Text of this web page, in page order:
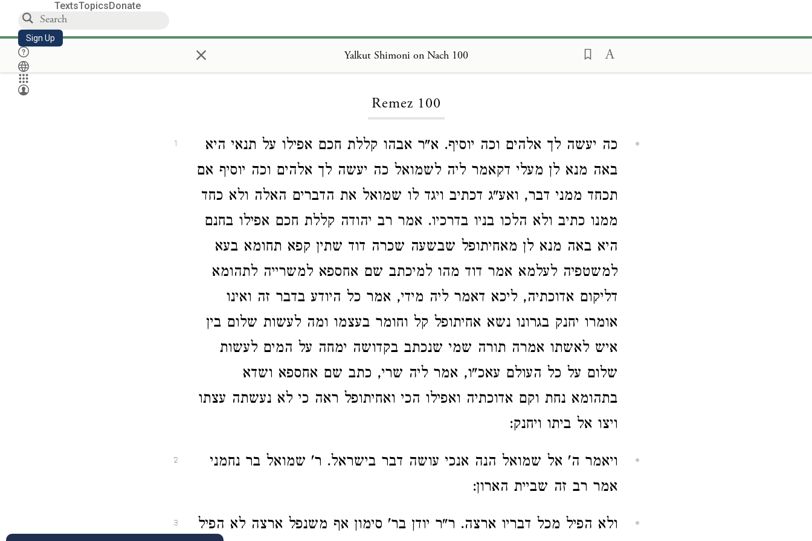
TextsTopicsDonate
Sign Up × Yalkut Shimoni on Nach 100
Remez 100
1
כה יעשה לך אלהים וכה יוסיף. א"ר אבהו קללת חכם אפילו על תנאי היא
באה מנא לן מעלי דקאמר ליה לשמואל כה יעשה לך אלהים וכה יוסיף אם
תכחד ממני דבר, ואע"ג דכתיב ויגד לו שמואל את הדברים האלה ולא כחד
ממנו כתיב ולא הלכו בניו בדרכיו. אמר רב יהודה קללת חכם אפילו בחנם
היא באה מנא לן מאחיתופל שבשעה שכרה דוד שתין קפא תחומא בעא
למשטפיה לעלמא אמר דוד מהו למיכתב שם אחספא למשרייה לתהומא
דליקום אדוכתיה, ליכא דאמר ליה מידי, אמר כל היודע בדבר זה ואינו
אומרו יחנק בגרונו נשא אחיתופל קל וחומר בעצמו ומה לעשות שלום בין
איש לאשתו אמרה תורה שמי שנכתב בקדושה ימחה על המים לעשות
שלום על כל העולם עאכ"ו, אמר ליה שרי, כתב שם אחספא ושדא
בתהומא נחת וקם אדוכתיה ואפילו הכי ואחיתופל ראה כי לא נעשתה עצתו
ויצו אל ביתו ויחנק:
2
ויאמר ה' אל שמואל הנה אנכי עושה דבר בישראל. ר' שמואל בר נחמני
אמר רב זה שביית הארון:
3 ולא הפיל מכל דבריו ארצה. ר"ר יודן בר' סימון אף משנפל ארצה לא הפיל